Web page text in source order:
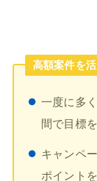
高額案件を
一度に多
間で目標
キャンペ
ポイント